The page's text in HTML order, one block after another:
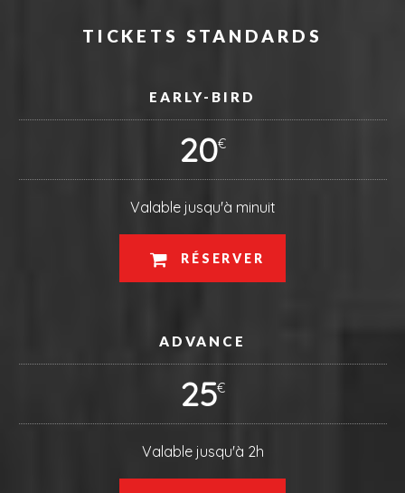
TICKETS STANDARDS
EARLY-BIRD
20€
Valable jusqu'à minuit
RÉSERVER
ADVANCE
25€
Valable jusqu'à 2h